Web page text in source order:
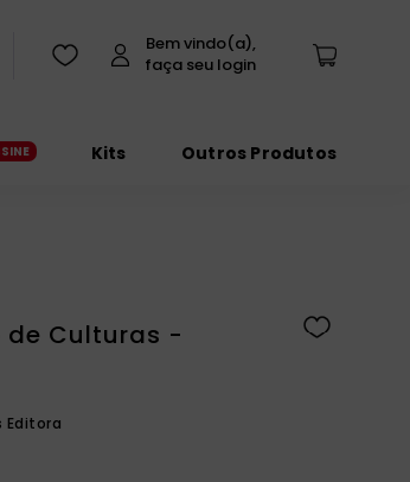
Kits Outros Produtos
de Culturas -
Editora